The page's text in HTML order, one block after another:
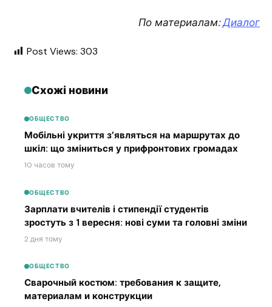
По материалам:Диалог
Post Views: 303
Схожі новини
ОБЩЕСТВО
Мобільні укриття з’являться на маршрутах до
шкіл: що зміниться у прифронтових громадах
10 часов тому
ОБЩЕСТВО
Зарплати вчителів і стипендії студентів
зростуть з 1 вересня: нові суми та головні зміни
2 дня тому
ОБЩЕСТВО
Сварочный костюм: требования к защите,
материалам и конструкции